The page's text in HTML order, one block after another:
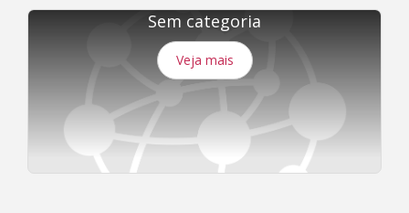
Sem categoria
Veja mais